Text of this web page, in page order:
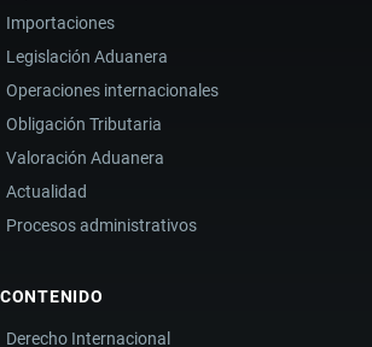
Importaciones
Legislación Aduanera
Operaciones internacionales
Obligación Tributaria
Valoración Aduanera
Actualidad
Procesos administrativos
CONTENIDO
Derecho Internacional